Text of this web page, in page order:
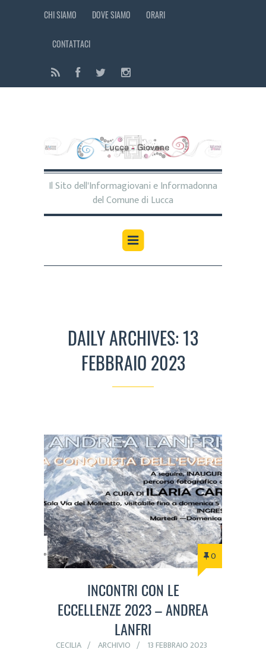
CHI SIAMO DOVE SIAMO ORARI
CONTATTACI
Il Sito dell'Informagiovani e Informadonna
del Comune di Lucca
DAILY ARCHIVES: 13
FEBBRAIO 2023
0
INCONTRI CON LE
ECCELLENZE 2023 – ANDREA
LANFRI
CECILIA ARCHIVIO 13 FEBBRAIO 2023